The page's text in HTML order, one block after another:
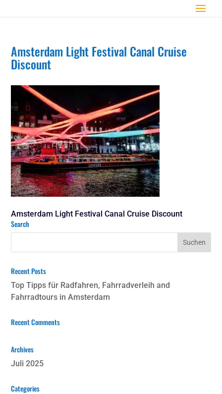
Amsterdam Light Festival Canal Cruise
Discount
Amsterdam Light Festival Canal Cruise Discount
Search
Recent Posts
Top Tipps für Radfahren, Fahrradverleih and
Fahrradtours in Amsterdam
Recent Comments
Archives
Juli 2025
Categories